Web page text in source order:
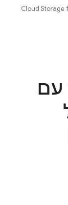
Cloud Storage
עם